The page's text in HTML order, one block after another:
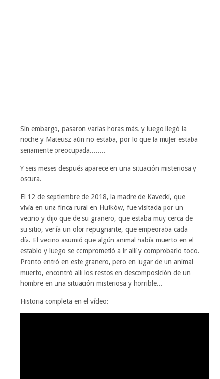
Sin embargo, pasaron varias horas más, y luego llegó la
noche y Mateusz aún no estaba, por lo que la mujer estaba
seriamente preocupada........
Y seis meses después aparece en una situación misteriosa y
oscura.
El 12 de septiembre de 2018, la madre de Kavecki, que
vivía en una finca rural en Hutków, fue visitada por un
vecino y dijo que de su granero, que estaba muy cerca de
su sitio, venía un olor repugnante, que empeoraba cada
día. El vecino asumió que algún animal había muerto en el
establo y luego se comprometió a ir allí y comprobarlo todo.
Pronto entró en este granero, pero en lugar de un animal
muerto, encontró allí los restos en descomposición de un
hombre en una situación misteriosa y horrible...
Historia completa en el vídeo: